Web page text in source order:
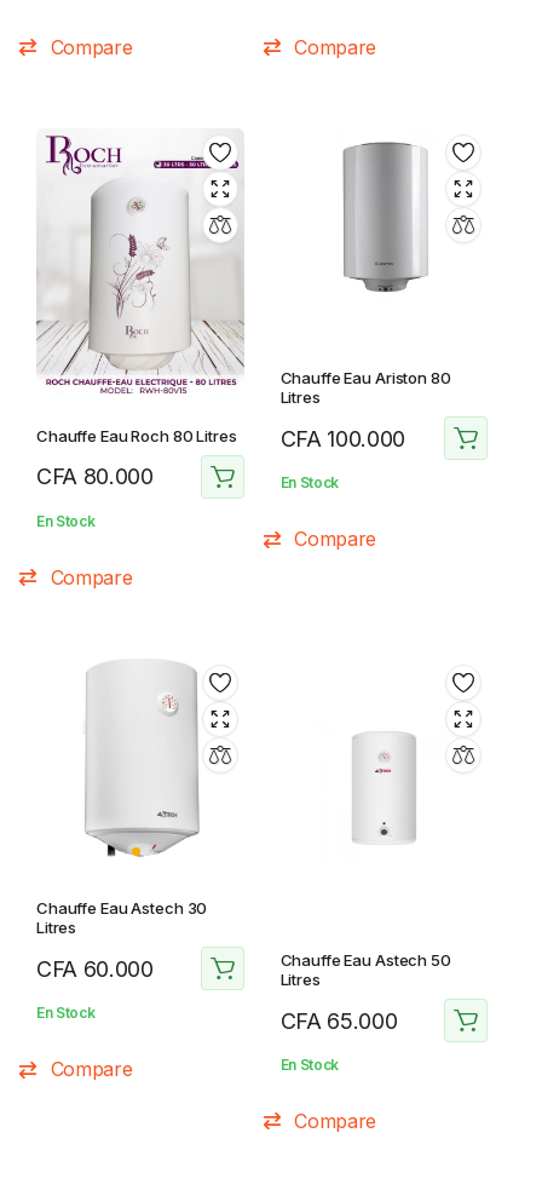
Compare Compare
Chauffe Eau Roch 80 Litres
CFA 80.000
En Stock
Compare
Chauffe Eau Ariston 80
Litres
CFA 100.000
En Stock
Compare
Chauffe Eau Astech 30
Litres
CFA 60.000
En Stock
Compare
Chauffe Eau Astech 50
Litres
CFA 65.000
En Stock
Compare